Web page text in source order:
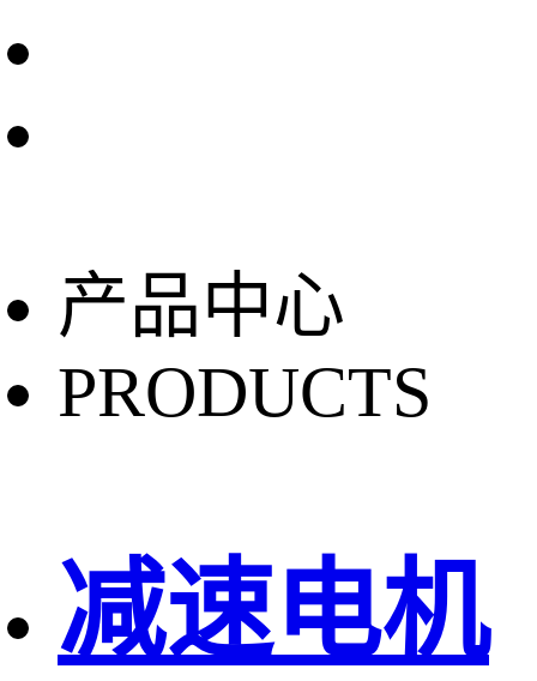
产品中心
PRODUCTS
减速电机